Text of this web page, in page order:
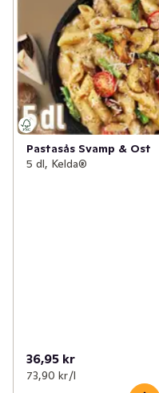
Pastasås Svamp & Ost
5 dl, Kelda®
36,95 kr
73,90 kr /l